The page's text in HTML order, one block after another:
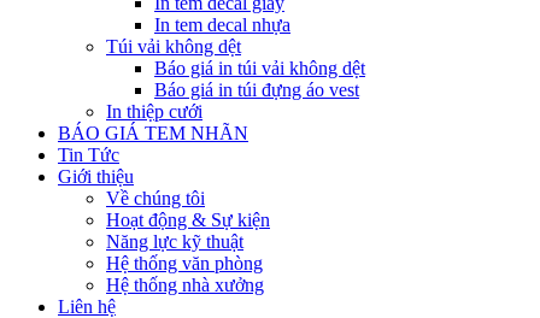
In tem decal nhựa
Túi vải không dệt
Báo giá in túi vải không dệt
Báo giá in túi đựng áo vest
In thiệp cưới
BÁO GIÁ TEM NHÃN
Tin Tức
Giới thiệu
Về chúng tôi
Hoạt động & Sự kiện
Năng lực kỹ thuật
Hệ thống văn phòng
Hệ thống nhà xưởng
Liên hệ